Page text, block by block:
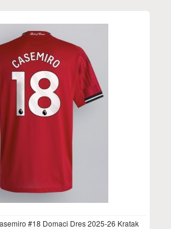
#18 Domaci Dres 2025-26 Kratak